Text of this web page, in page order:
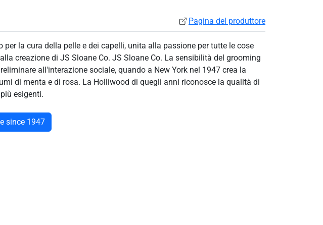
Pagina del produttore
per la cura della pelle e dei capelli, unita alla passione per tutte le cose
creazione di JS Sloane Co. JS Sloane Co. La sensibilità del grooming
all'interazione sociale, quando a New York nel 1947 crea la
di menta e di rosa. La Holliwood di quegli anni riconosce la qualità di
esigenti.
since 1947